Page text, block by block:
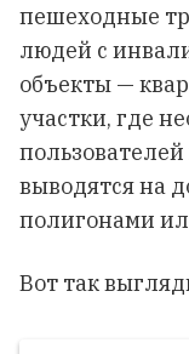
пешеходные
людей с
объекты —
участки, где
выводятся на
полигонами
Вот так